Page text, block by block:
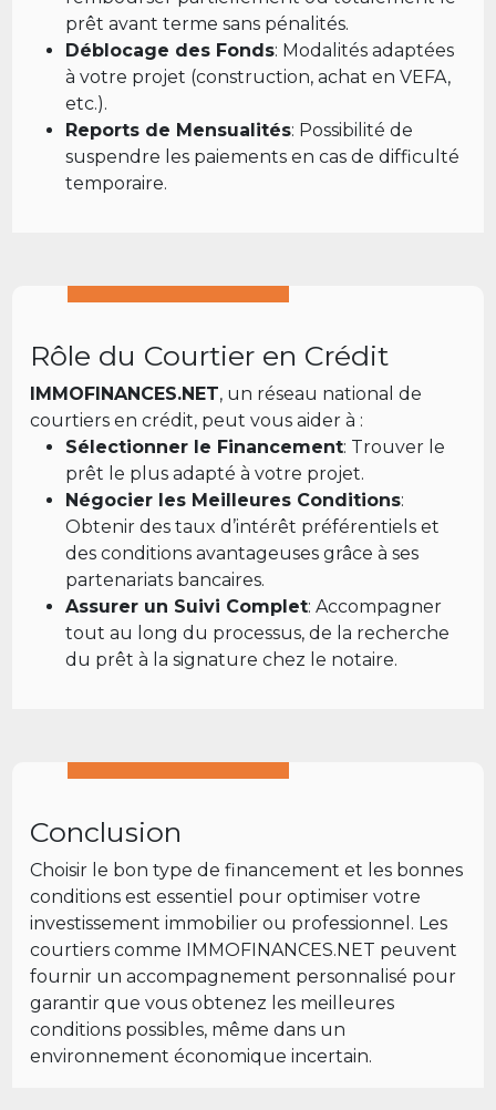
prêt avant terme sans pénalités.
Déblocage des Fonds: Modalités adaptées
à votre projet (construction, achat en VEFA,
etc.).
Reports de Mensualités: Possibilité de
suspendre les paiements en cas de difficulté
temporaire.
Rôle du Courtier en Crédit
IMMOFINANCES.NET, un réseau national de
courtiers en crédit, peut vous aider à :
Sélectionner le Financement: Trouver le
prêt le plus adapté à votre projet.
Négocier les Meilleures Conditions:
Obtenir des taux d’intérêt préférentiels et
des conditions avantageuses grâce à ses
partenariats bancaires.
Assurer un Suivi Complet: Accompagner
tout au long du processus, de la recherche
du prêt à la signature chez le notaire.
Conclusion
Choisir le bon type de financement et les bonnes
conditions est essentiel pour optimiser votre
investissement immobilier ou professionnel. Les
courtiers comme IMMOFINANCES.NET peuvent
fournir un accompagnement personnalisé pour
garantir que vous obtenez les meilleures
conditions possibles, même dans un
environnement économique incertain.